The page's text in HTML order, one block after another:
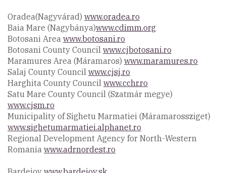
Oradea(Nagyvárad) www.oradea.ro
Baia Mare (Nagybánya)www.cdimm.org
Botosani Area www.botosani.ro
Botosani County Council www.cjbotosani.ro
Maramures Area (Máramaros) www.maramures.ro
Salaj County Council www.cjsj.ro
Harghita County Council www.cchr.ro
Satu Mare County Council (Szatmár megye)
www.cjsm.ro
Municipality of Sighetu Marmatiei (Máramarossziget)
www.sighetumarmatiei.alphanet.ro
Regional Development Agency for North-Western
Romania www.adrnordest.ro